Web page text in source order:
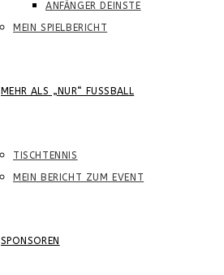
ANFÄNGER DEINSTE
MEIN SPIELBERICHT
MEHR ALS „NUR“ FUSSBALL
TISCHTENNIS
MEIN BERICHT ZUM EVENT
SPONSOREN